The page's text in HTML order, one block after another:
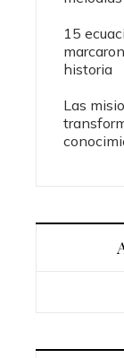
15
historia
Las